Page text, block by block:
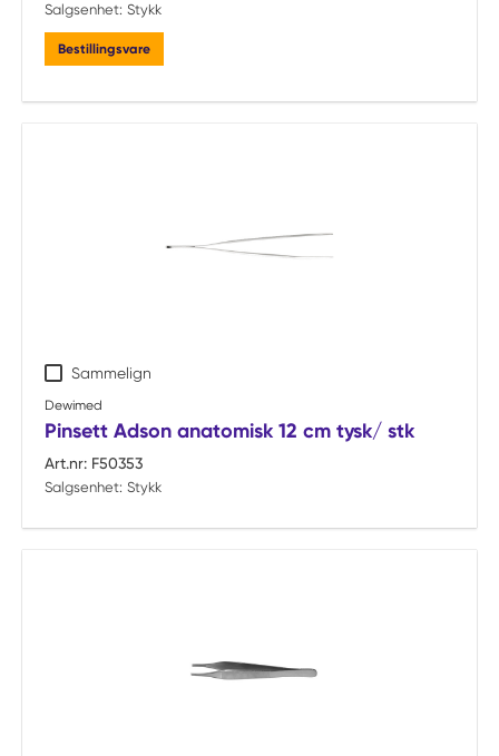
Salgsenhet: Stykk
Bestillingsvare
Sammelign
Dewimed
Pinsett Adson anatomisk 12 cm tysk/ stk
Art.nr: F50353
Salgsenhet: Stykk